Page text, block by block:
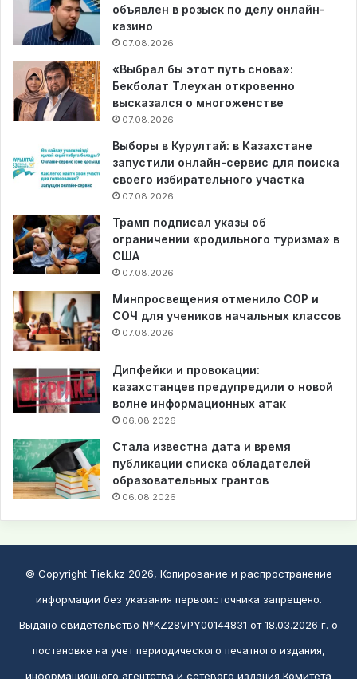
объявлен в розыск по делу онлайн-
казино
07.08.2026
«Выбрал бы этот путь снова»:
Бекболат Тлеухан откровенно
высказался о многоженстве
07.08.2026
Выборы в Курултай: в Казахстане
запустили онлайн-сервис для поиска
своего избирательного участка
07.08.2026
Трамп подписал указы об
ограничении «родильного туризма» в
США
07.08.2026
Минпросвещения отменило СОР и
СОЧ для учеников начальных классов
07.08.2026
Дипфейки и провокации:
казахстанцев предупредили о новой
волне информационных атак
06.08.2026
Стала известна дата и время
публикации списка обладателей
образовательных грантов
06.08.2026
© Copyright Tiek.kz 2026, Копирование и распространение
информации без указания первоисточника запрещено.
Выдано свидетельство №KZ28VPY00144831 от 18.03.2026 г. о
постановке на учет периодического печатного издания,
информационного агентства и сетевого издания Комитета